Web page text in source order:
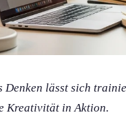
Denken lässt sich
Kreativität in Aktion.